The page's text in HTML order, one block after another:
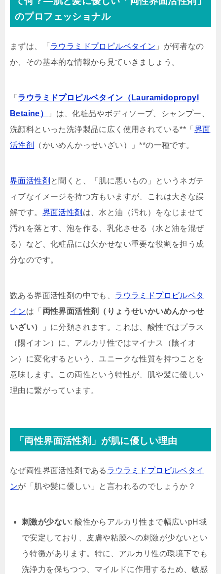
のプロフェッショナル
まずは、「 ラウラミドプロピルベタイン 」が何者なの
か、その基本的な情報から見ていきましょう。
「 ラウラミドプロピルベタイン（Lauramidopropyl
Betaine）
」は、化粧品やボディソープ、シャンプー、
洗顔料といった洗浄製品に広く使用されている**「 界面
活性剤
（かいめんかっせいざい）」**の一種です。
界面活性剤 と聞くと、「肌に悪いもの」というネガテ
ィブなイメージを持つ方もいますが、これは大きな誤
解です。 界面活性剤 は、水と油（汚れ）をなじませて
汚れを落とす、泡を作る、乳化させる（水と油を混ぜ
る）など、化粧品には欠かせない重要な役割を担う成
分なのです。
数ある界面活性剤の中でも、 ラウラミドプロピルベタ
インは「 両性界面活性剤（りょうせいかいめんかっせ
いざい）
」に分類されます。これは、酸性ではプラス
（陽イオン）に、アルカリ性ではマイナス（陰イオ
ン）に変化するという、ユニークな性質を持つことを
意味します。この両性という特性が、肌や髪に優しい
理由に繋がっています。
「両性界面活性剤」が肌に優しい理由
なぜ両性界面活性剤である ラウラミドプロピルベタイ
ンが「肌や髪に優しい」と言われるのでしょうか？
刺激が少ない: 酸性からアルカリ性まで幅広いpH域
で安定しており、皮膚や粘膜への刺激が少ないとい
う特徴があります。特に、アルカリ性の環境下でも
洗浄力を保ちつつ、マイルドに作用するため、敏感